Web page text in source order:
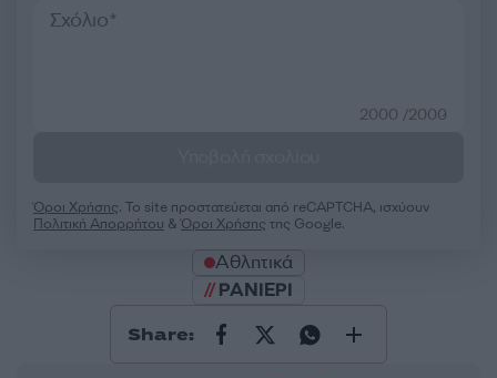
2000 /2000
Όροι Χρήσης. Το site προστατεύεται από reCAPTCHA, ισχύουν
Πολιτική Απορρήτου &Όροι Χρήσης της Google.
Αθλητικά
ΡΑΝΙΕΡΙ
Share: